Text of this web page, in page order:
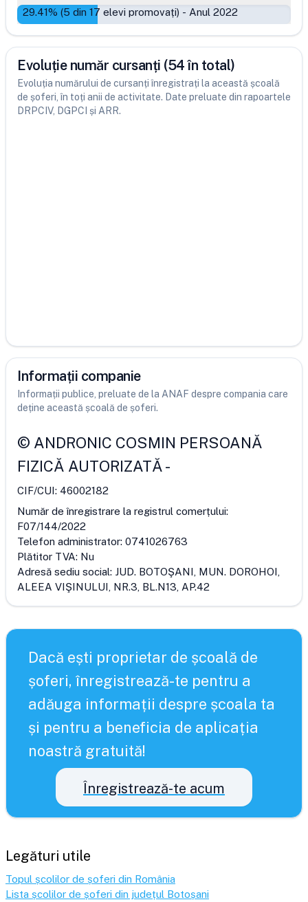
29.41% (5 din 17 elevi promovați) - Anul 2022
Evoluție număr cursanți (54 în total)
Evoluția numărului de cursanți înregistrați la această școală
de șoferi, în toți anii de activitate. Date preluate din rapoartele
DRPCIV, DGPCI și ARR.
Informații companie
Informații publice, preluate de la ANAF despre compania care
deține această școală de șoferi.
© ANDRONIC COSMIN PERSOANĂ
FIZICĂ AUTORIZATĂ-
CIF/CUI: 46002182
Număr de înregistrare la registrul comerțului:
F07/144/2022
Telefon administrator: 0741026763
Plătitor TVA: Nu
Adresă sediu social: JUD. BOTOŞANI, MUN. DOROHOI,
ALEEA VIŞINULUI, NR.3, BL.N13, AP.42
Dacă ești proprietar de școală de
șoferi, înregistrează-te pentru a
adăuga informații despre școala ta
și pentru a beneficia de aplicația
noastră gratuită!
Înregistrează-te acum
Legături utile
Topul școlilor de șoferi din România
Lista școlilor de șoferi din județul Botoșani